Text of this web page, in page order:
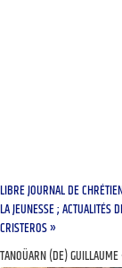
LIBRE JOURNAL DE
LA JEUNESSE ; ACTUALITÉS
CRISTEROS »
TANOÜARN (DE) GUILLAUME